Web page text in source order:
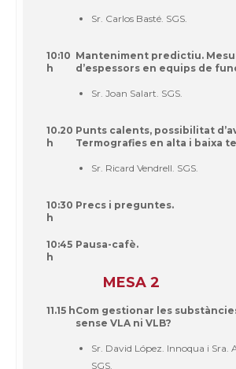
Sr. Carlos Basté. SGS.
10:10
h
Manteniment predictiu.
d’espessors en equips de
Sr. Joan Salart. SGS.
10.20
h
Punts calents, possibilitat
Termografies en alta i baixa
Sr. Ricard Vendrell. SGS.
10:30
h
Precs i preguntes.
10:45
h
Pausa-cafè.
MESA 2
11.15 hCom gestionar les
sense VLA ni VLB?
Sr. David López. Innoqua i Sra.
SGS.